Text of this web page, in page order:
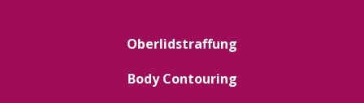
Oberlidstraffung
Body Contouring